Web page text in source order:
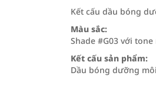
Kết cấu dầu bóng
Màu sắc:
Shade #G03 với
Kết cấu sản phẩm:
Dầu bóng dưỡng